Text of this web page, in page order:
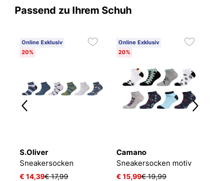
Passend zu Ihrem Schuh
Online Exklusiv
20%
S.Oliver
Sneakersocken
€ 14,39€ 17,99
Online Exklusiv
20%
Camano
Sneakersocken motiv
€ 15,99€ 19,99